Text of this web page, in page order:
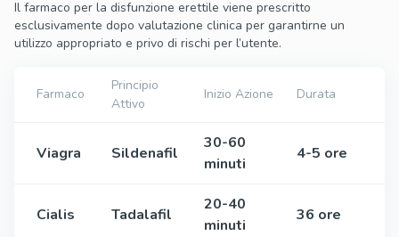
Il farmaco per la disfunzione erettile viene prescritto
esclusivamente dopo valutazione clinica per garantirne un
utilizzo appropriato e privo di rischi per l’utente.
Farmaco
Principio
Attivo
Inizio Azione Durata
Viagra Sildenafil
30-60
minuti
4-5 ore
Cialis Tadalafil
20-40
minuti
36 ore